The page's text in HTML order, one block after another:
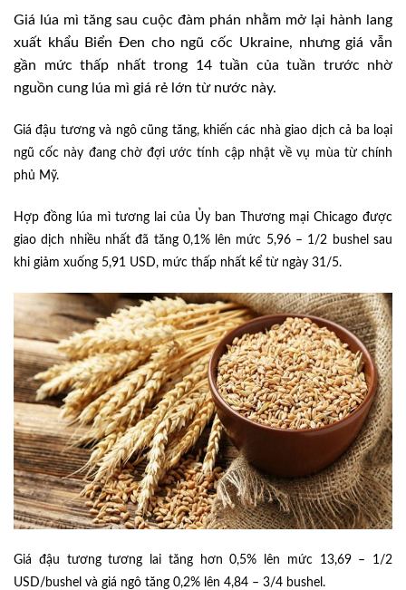
Giá lúa mì tăng sau cuộc đàm phán nhằm mở lại hành lang
xuất khẩu Biển Đen cho ngũ cốc Ukraine, nhưng giá vẫn
gần mức thấp nhất trong 14 tuần của tuần trước nhờ
nguồn cung lúa mì giá rẻ lớn từ nước này.
Giá đậu tương và ngô cũng tăng, khiến các nhà giao dịch cả ba loại
ngũ cốc này đang chờ đợi ước tính cập nhật về vụ mùa từ chính
phủ Mỹ.
Hợp đồng lúa mì tương lai của Ủy ban Thương mại Chicago được
giao dịch nhiều nhất đã tăng 0,1% lên mức 5,96 – 1/2 bushel sau
khi giảm xuống 5,91 USD, mức thấp nhất kể từ ngày 31/5.
Giá đậu tương tương lai tăng hơn 0,5% lên mức 13,69 – 1/2
USD/bushel và giá ngô tăng 0,2% lên 4,84 – 3/4 bushel.